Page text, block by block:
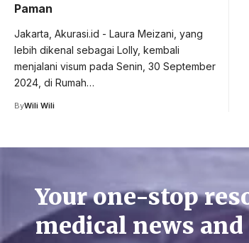
Paman
Jakarta, Akurasi.id - Laura Meizani, yang
lebih dikenal sebagai Lolly, kembali
menjalani visum pada Senin, 30 September
2024, di Rumah…
ByWili Wili
Your one-stop
medical news